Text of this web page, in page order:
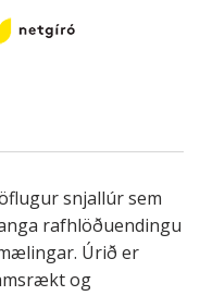
snjallúr sem
rafhlöðuendingu
Úrið er
og